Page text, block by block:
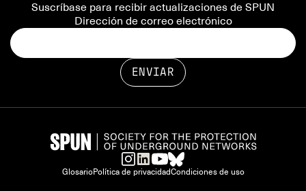
Suscríbase para recibir actualizaciones de SPUN
Dirección de correo electrónico
GlosarioPolítica de privacidadCondiciones de uso